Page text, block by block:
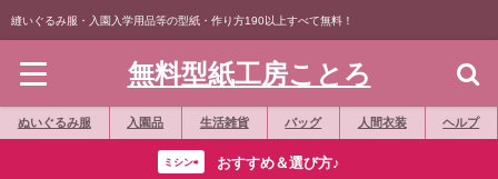
縫いぐるみ服・入園入学用品等の型紙・作り方190以上すべて無料！
無料型紙工房ことろ
ぬいぐるみ服 入園品 生活雑貨 バッグ 人間衣装 ヘルプ
ミシン⇨ おすすめ＆選び方♪